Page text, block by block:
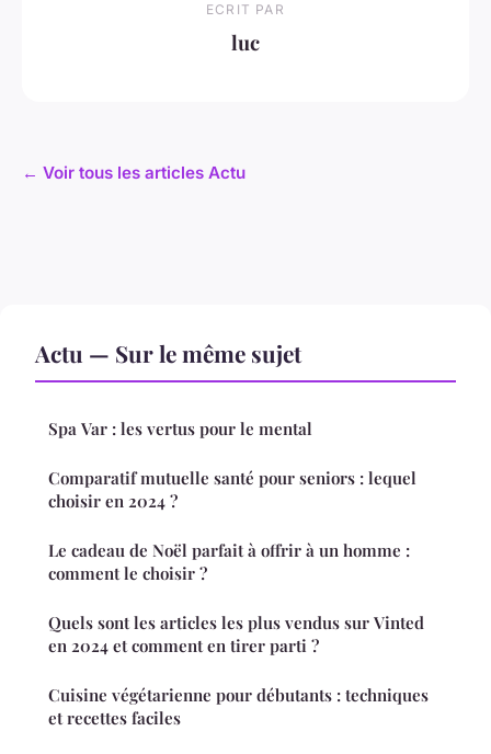
ECRIT PAR
luc
← Voir tous les articles Actu
Actu — Sur le même sujet
Spa Var : les vertus pour le mental
Comparatif mutuelle santé pour seniors : lequel
choisir en 2024 ?
Le cadeau de Noël parfait à offrir à un homme :
comment le choisir ?
Quels sont les articles les plus vendus sur Vinted
en 2024 et comment en tirer parti ?
Cuisine végétarienne pour débutants : techniques
et recettes faciles